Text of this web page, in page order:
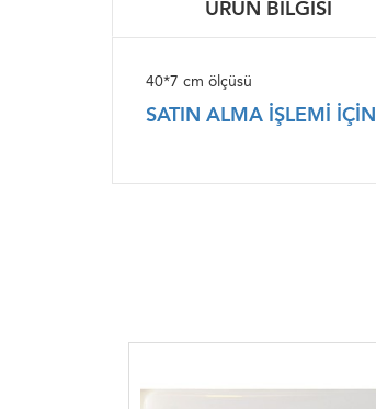
ÜRÜN BILGISI
40*7 cm ölçüsü
SATIN ALMA İŞLEMİ İÇİN